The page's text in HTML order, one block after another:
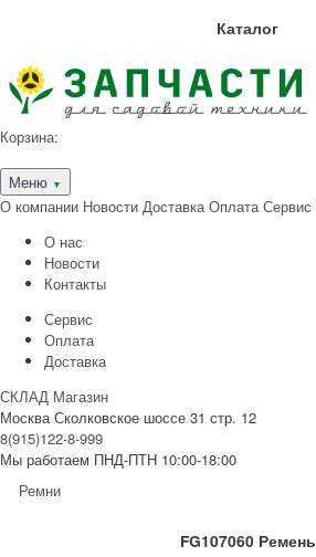
Каталог
Корзина:
Меню ▼
О компании Новости Доставка Оплата Сервис
О нас
Новости
Контакты
Сервис
Оплата
Доставка
СКЛАД Магазин
Москва Сколковское шоссе 31 стр. 12
8(915)122-8-999
Мы работаем ПНД-ПТН 10:00-18:00
Ремни
FG107060 Ремень